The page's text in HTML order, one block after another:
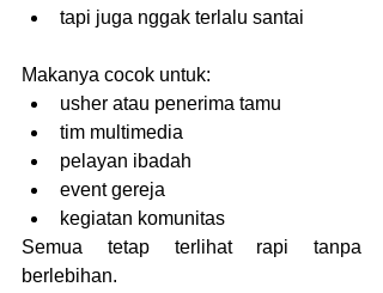
tapi juga nggak terlalu santai
Makanya cocok untuk:
usher atau penerima tamu
tim multimedia
pelayan ibadah
event gereja
kegiatan komunitas
Semua tetap terlihat rapi tanpa
berlebihan.